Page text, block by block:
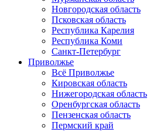
Новгородская область
Псковская область
Республика Карелия
Республика Коми
Санкт-Петербург
Приволжье
Всё Приволжье
Кировская область
Нижегородская область
Оренбургская область
Пензенская область
Пермский край